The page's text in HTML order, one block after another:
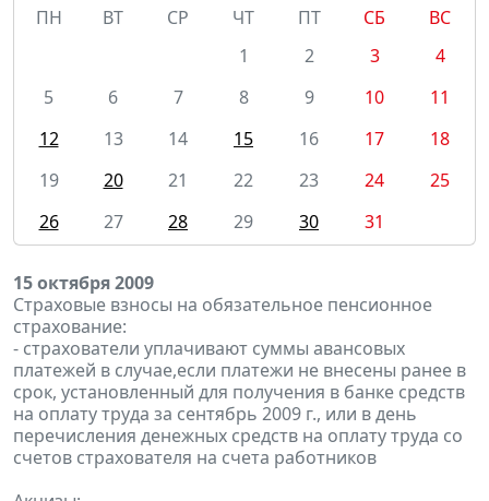
ПН
ВТ СР ЧТ ПТ СБ
ВС
1
2 3
4
5
6 7 8 9 10
11
12
13 14 15 16 17
18
19
20 21 22 23 24
25
26
27 28 29 30 31
15 октября 2009
Страховые взносы на обязательное пенсионное
страхование:
- страхователи уплачивают суммы авансовых
платежей в случае,если платежи не внесены ранее в
срок, установленный для получения в банке средств
на оплату труда за сентябрь 2009 г., или в день
перечисления денежных средств на оплату труда со
счетов страхователя на счета работников